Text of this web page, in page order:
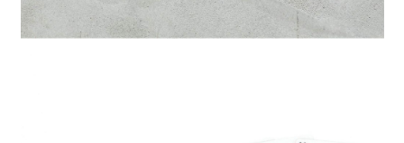
請求用戶進行身份認證。
５．嚴禁一人註冊多個帳號或使用他人資訊註冊。若發現惡意使用之情形，
恩沛科技股份有限公司將有權停止該用戶之使用額度並採取法律行動。